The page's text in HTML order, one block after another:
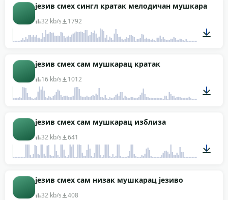
језив смех сингл кратак мелодичан мушкарац
32 kb/s 1792
језив смех сам мушкарац кратак
16 kb/s 1012
језив смех сам мушкарац изблиза
32 kb/s 641
језив смех сам низак мушкарац језиво
32 kb/s 408